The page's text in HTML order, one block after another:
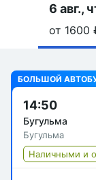
6 авг.,
от 1600
БОЛЬШОЙ
14:50
Бугульма
Бугульма
Наличными и